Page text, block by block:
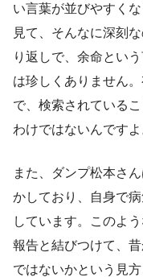
い言葉が並びやすく
見て、そんなに深刻
り返しで、余命とい
は珍しくありません
で、検索されている
わけではないんですよ
また、ダンプ松本さ
かしており、自身で
しています。このよ
報告と結びつけて、
ではないかという見